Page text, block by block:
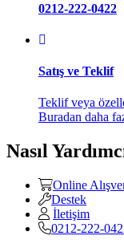
0212-222-0422
Satış ve Teklif
Teklif veya
Buradan daha
Nasıl
Online
Destek
İletişim
0212-222-